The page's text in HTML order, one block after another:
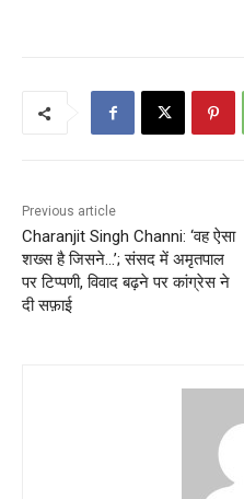
Previous article
Charanjit Singh Channi: ‘वह ऐसा
शख्स है जिसने…’; संसद में अमृतपाल
पर टिप्पणी, विवाद बढ़ने पर कांग्रेस ने
दी सफ़ाई